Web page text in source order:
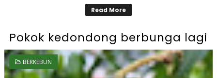
Read More
Pokok kedondong berbunga lagi
BERKEBUN